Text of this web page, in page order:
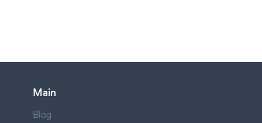
Main
Blog